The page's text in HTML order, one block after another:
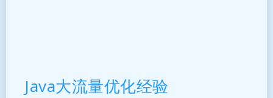
Java大流量优化经验